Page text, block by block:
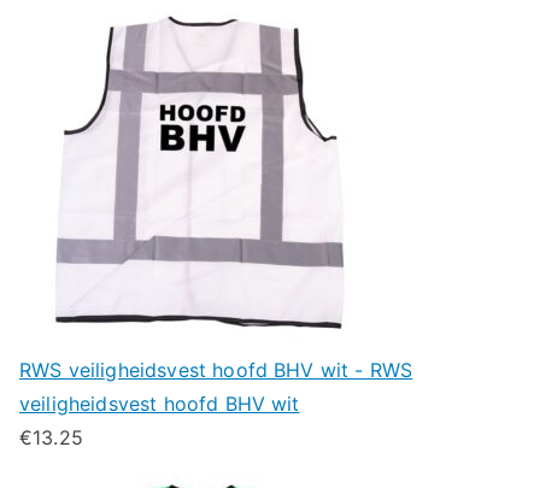
RWS veiligheidsvest hoofd BHV wit - RWS
veiligheidsvest hoofd BHV wit
€13.25